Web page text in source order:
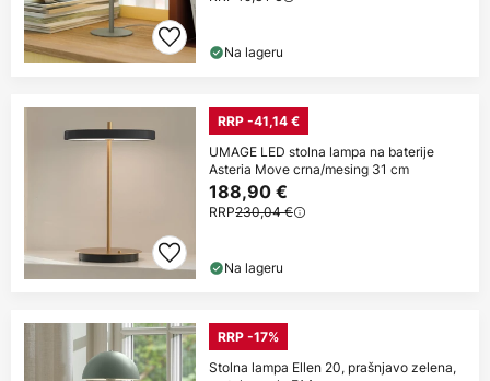
Na lageru
RRP -41,14 €
UMAGE LED stolna lampa na baterije
Asteria Move crna/mesing 31 cm
188,90 €
RRP230,04 €
Na lageru
RRP -17%
Stolna lampa Ellen 20, prašnjavo zelena,